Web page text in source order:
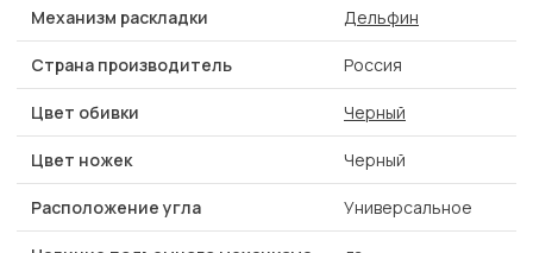
Механизм раскладки Дельфин
Страна производитель Россия
Цвет обивки Черный
Цвет ножек Черный
Расположение угла Универсальное